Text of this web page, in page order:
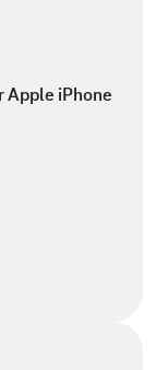
Apple iPhone